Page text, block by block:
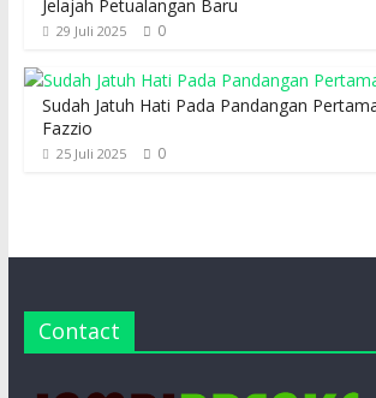
Jelajah Petualangan Baru
29 Juli 2025 0
Sudah Jatuh Hati Pada Pandangan
Fazzio
25 Juli 2025 0
Contact